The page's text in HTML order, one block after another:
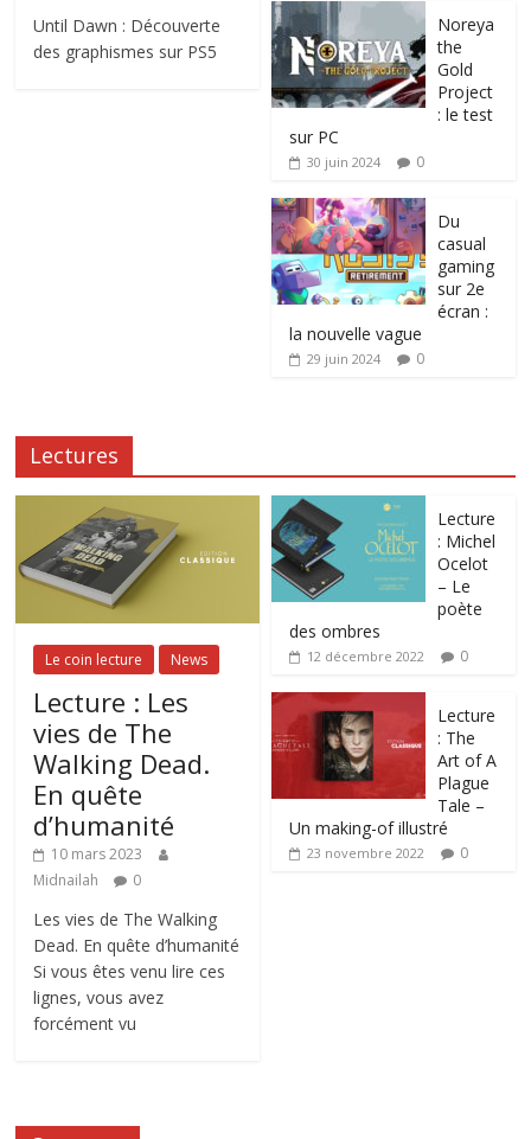
Until Dawn : Découverte
des graphismes sur PS5
Noreya
the
Gold
Project
: le test
sur PC
30 juin 2024 0
Du
casual
gaming
sur 2e
écran :
la nouvelle vague
29 juin 2024 0
Lectures
Le coin lecture News
Lecture : Les
vies de The
Walking Dead.
En quête
d’humanité
10 mars 2023
Midnailah
0
Les vies de The Walking
Dead. En quête d’humanité
Si vous êtes venu lire ces
lignes, vous avez
forcément vu
Lecture
: Michel
Ocelot
– Le
poète
des ombres
12 décembre 2022 0
Lecture
: The
Art of A
Plague
Tale –
Un making-of illustré
23 novembre 2022 0